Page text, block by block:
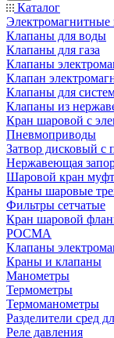
Каталог
Электромагнитные
Клапаны для воды
Клапаны для газа
Клапаны
Клапан
Клапаны для
Клапаны из
Кран шаровой с
Пневмоприводы
Затвор дисковый с
Нержавеющая
Шаровой кран
Краны шаровые
Фильтры сетчатые
Кран шаровой
РОСМА
Клапаны
Краны и клапаны
Манометры
Термометры
Термоманометры
Разделители сред
Реле давления